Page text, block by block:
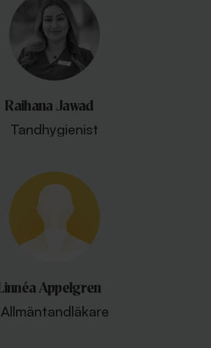
Raihana Jawad
Tandhygienist
Linnéa Appelgren
Allmäntandläkare